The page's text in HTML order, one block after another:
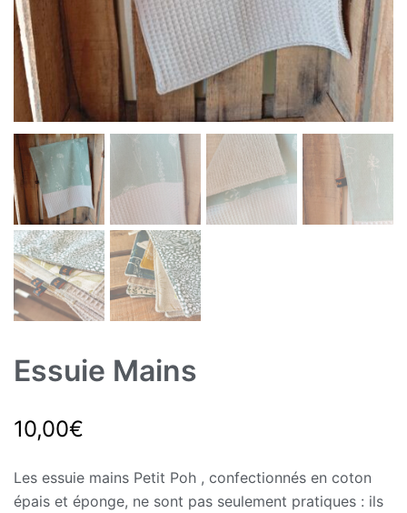
Essuie Mains
10,00€
Les essuie mains Petit Poh , confectionnés en coton
épais et éponge, ne sont pas seulement pratiques : ils